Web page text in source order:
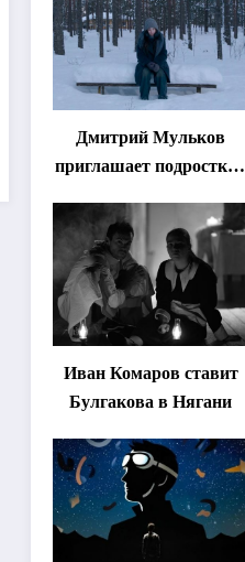
Дмитрий Мульков
приглашает подростков
«спектакль-
солостальгию»
Иван Комаров ставит
Булгакова в Нягани